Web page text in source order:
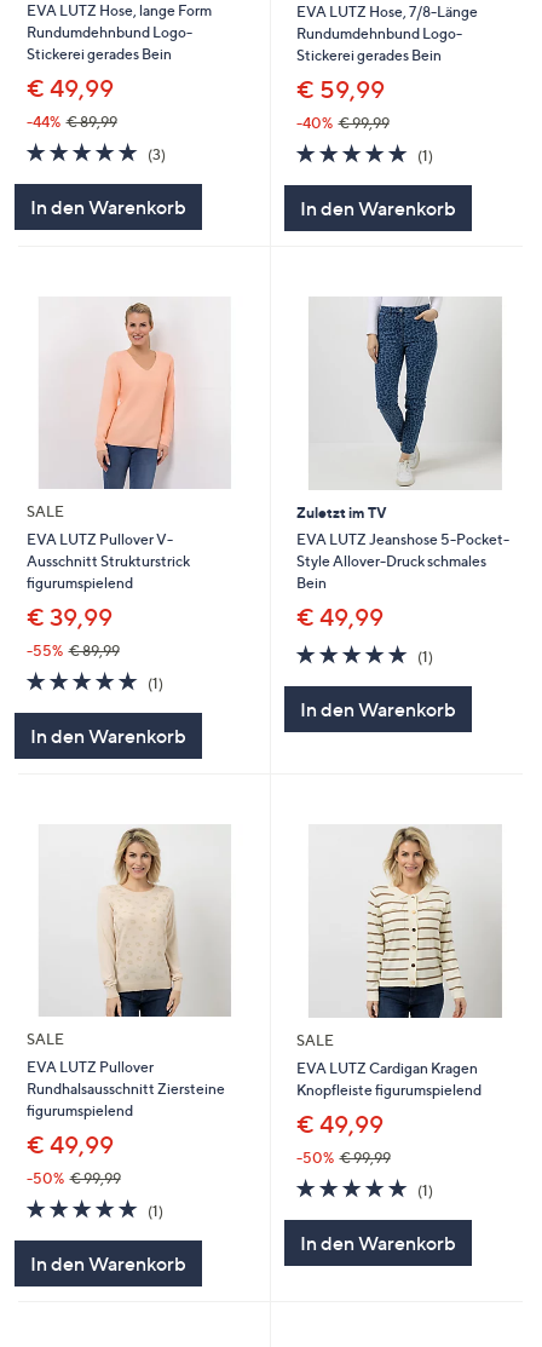
EVA LUTZ Hose, lange Form
Rundumdehnbund Logo-
Stickerei gerades Bein
€ 49,99
-44% € 89,99
5.0
von
(3)3
In den Warenkorb
EVA LUTZ Hose, 7/8-Länge
Rundumdehnbund Logo-
Stickerei gerades Bein
€ 59,99
-40% € 99,99
5.0
von
(1)1
In den Warenkorb
SALE
EVA LUTZ Pullover V-
Ausschnitt Strukturstrick
figurumspielend
€ 39,99
-55% € 89,99
5.0
von
(1)1
In den Warenkorb
Zuletzt im TV
EVA LUTZ Jeanshose 5-Pocket-
Style Allover-Druck schmales
Bein
€ 49,99
5.0
von
(1)1
In den Warenkorb
SALE
EVA LUTZ Pullover
Rundhalsausschnitt Ziersteine
figurumspielend
€ 49,99
-50% € 99,99
5.0
von
(1)1
In den Warenkorb
SALE
EVA LUTZ Cardigan Kragen
Knopfleiste figurumspielend
€ 49,99
-50% € 99,99
5.0
von
(1)1
In den Warenkorb